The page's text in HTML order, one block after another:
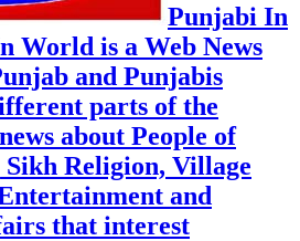
Punjabi In
World is a Web News
and Punjabis
parts of the
about People of
Religion, Village
and
that interest